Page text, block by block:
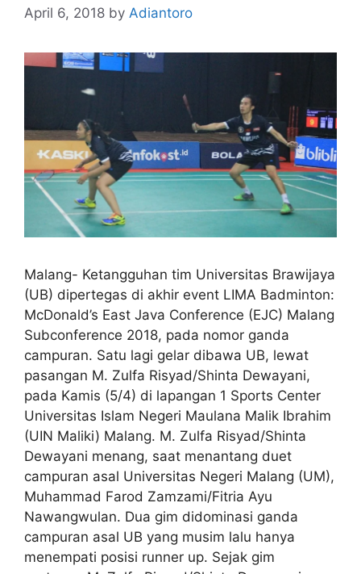
April 6, 2018 by Adiantoro
Malang- Ketangguhan tim Universitas Brawijaya
(UB) dipertegas di akhir event LIMA Badminton:
McDonald’s East Java Conference (EJC) Malang
Subconference 2018, pada nomor ganda
campuran. Satu lagi gelar dibawa UB, lewat
pasangan M. Zulfa Risyad/Shinta Dewayani,
pada Kamis (5/4) di lapangan 1 Sports Center
Universitas Islam Negeri Maulana Malik Ibrahim
(UIN Maliki) Malang. M. Zulfa Risyad/Shinta
Dewayani menang, saat menantang duet
campuran asal Universitas Negeri Malang (UM),
Muhammad Farod Zamzami/Fitria Ayu
Nawangwulan. Dua gim didominasi ganda
campuran asal UB yang musim lalu hanya
menempati posisi runner up. Sejak gim